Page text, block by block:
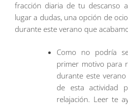
fracción diaria de tu descanso
lugar a dudas, una opción de
durante este verano que
Como no podría
primer motivo para
durante este
de esta actividad
relajación. Leer te